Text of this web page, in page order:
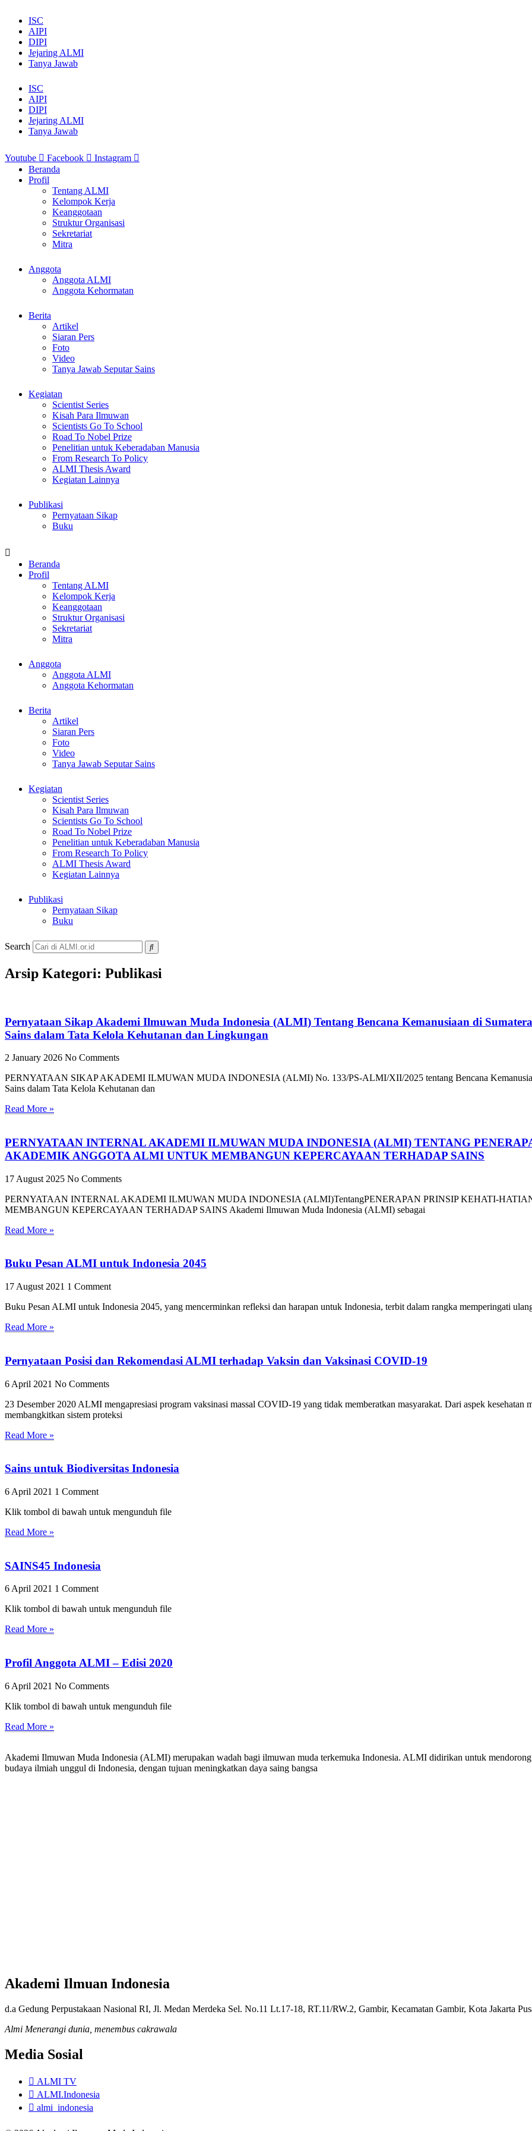
ISC
AIPI
DIPI
Jejaring ALMI
Tanya Jawab
ISC
AIPI
DIPI
Jejaring ALMI
Tanya Jawab
Youtube Facebook
Instagram
Beranda
Profil
Tentang ALMI
Kelompok Kerja
Keanggotaan
Struktur Organisasi
Sekretariat
Mitra
Anggota
Anggota ALMI
Anggota Kehormatan
Berita
Artikel
Siaran Pers
Foto
Video
Tanya Jawab Seputar Sains
Kegiatan
Scientist Series
Kisah Para Ilmuwan
Scientists Go To School
Road To Nobel Prize
Penelitian untuk Keberadaban Manusia
From Research To Policy
ALMI Thesis Award
Kegiatan Lainnya
Publikasi
Pernyataan Sikap
Buku
Beranda
Profil
Tentang ALMI
Kelompok Kerja
Keanggotaan
Struktur Organisasi
Sekretariat
Mitra
Anggota
Anggota ALMI
Anggota Kehormatan
Berita
Artikel
Siaran Pers
Foto
Video
Tanya Jawab Seputar Sains
Kegiatan
Scientist Series
Kisah Para Ilmuwan
Scientists Go To School
Road To Nobel Prize
Penelitian untuk Keberadaban Manusia
From Research To Policy
ALMI Thesis Award
Kegiatan Lainnya
Publikasi
Pernyataan Sikap
Buku
Search
Arsip Kategori: Publikasi
Pernyataan Sikap Akademi Ilmuwan Muda Indonesia (ALMI) Tentang Bencana Kemanusiaan di
Sains dalam Tata Kelola Kehutanan dan Lingkungan
2 January 2026 No Comments
PERNYATAAN SIKAP AKADEMI ILMUWAN MUDA INDONESIA (ALMI) No. 133/PS-ALMI/XII/2025 tentang Bencana Kemanusiaan
Sains dalam Tata Kelola Kehutanan dan
Read More »
PERNYATAAN INTERNAL AKADEMI ILMUWAN MUDA INDONESIA (ALMI) TENTANG
AKADEMIK ANGGOTA ALMI UNTUK MEMBANGUN KEPERCAYAAN TERHADAP SAINS
17 August 2025 No Comments
PERNYATAAN INTERNAL AKADEMI ILMUWAN MUDA INDONESIA (ALMI)TentangPENERAPAN PRINSIP KEHATI-
MEMBANGUN KEPERCAYAAN TERHADAP SAINS Akademi Ilmuwan Muda Indonesia (ALMI) sebagai
Read More »
Buku Pesan ALMI untuk Indonesia 2045
17 August 2021 1 Comment
Buku Pesan ALMI untuk Indonesia 2045, yang mencerminkan refleksi dan harapan untuk Indonesia, terbit dalam rangka memperingati
Read More »
Pernyataan Posisi dan Rekomendasi ALMI terhadap Vaksin dan Vaksinasi COVID-19
6 April 2021 No Comments
23 Desember 2020 ALMI mengapresiasi program vaksinasi massal COVID-19 yang tidak memberatkan masyarakat. Dari aspek
membangkitkan sistem proteksi
Read More »
Sains untuk Biodiversitas Indonesia
6 April 2021 1 Comment
Klik tombol di bawah untuk mengunduh file
Read More »
SAINS45 Indonesia
6 April 2021 1 Comment
Klik tombol di bawah untuk mengunduh file
Read More »
Profil Anggota ALMI – Edisi 2020
6 April 2021 No Comments
Klik tombol di bawah untuk mengunduh file
Read More »
Akademi Ilmuwan Muda Indonesia (ALMI) merupakan wadah bagi ilmuwan muda terkemuka Indonesia. ALMI didirikan untuk
budaya ilmiah unggul di Indonesia, dengan tujuan meningkatkan daya saing bangsa
Akademi Ilmuan Indonesia
d.a Gedung Perpustakaan Nasional RI, Jl. Medan Merdeka Sel. No.11 Lt.17-18, RT.11/RW.2, Gambir, Kecamatan Gambir, Kota Jakarta
Almi Menerangi dunia, menembus cakrawala
Media Sosial
ALMI TV
ALMI.Indonesia
almi_indonesia